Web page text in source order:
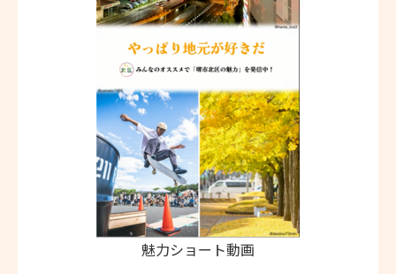
魅力ショート動画